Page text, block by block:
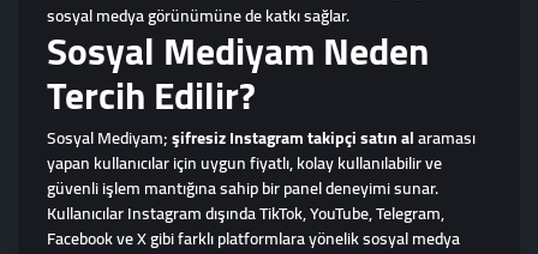
sosyal medya görünümüne de katkı sağlar.
Sosyal Mediyam Neden
Tercih Edilir?
Sosyal Mediyam;şifresiz Instagram takipçi satın alaraması
yapan kullanıcılar için uygun fiyatlı, kolay kullanılabilir ve
güvenli işlem mantığına sahip bir panel deneyimi sunar.
Kullanıcılar Instagram dışında TikTok, YouTube, Telegram,
Facebook ve X gibi farklı platformlara yönelik sosyal medya